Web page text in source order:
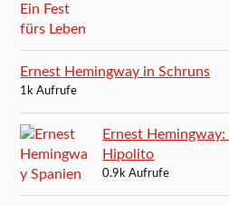
Ernest Hemingway in Schruns
1k Aufrufe
Ernest
Hipolito
0.9k Aufrufe